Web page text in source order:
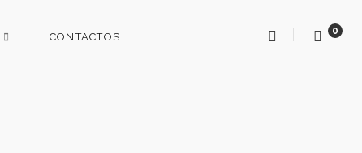
CONTACTOS 0